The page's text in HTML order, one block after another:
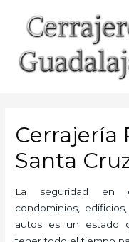
contenido
Cerrajería
Santa
La seguridad en
condominios,
autos es un estado